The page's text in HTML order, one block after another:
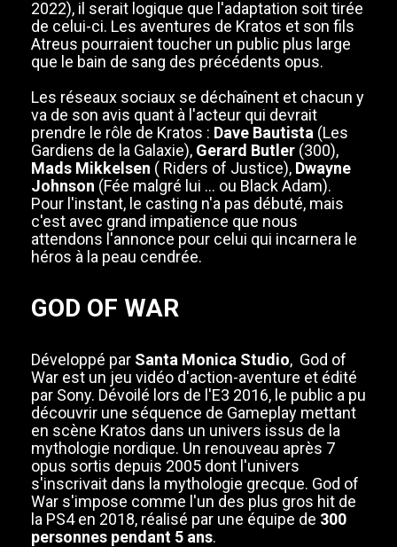
2022), il serait logique que l'adaptation soit tirée
de celui-ci. Les aventures de Kratos et son fils
Atreus pourraient toucher un public plus large
que le bain de sang des précédents opus.
Les réseaux sociaux se déchaînent et chacun y
va de son avis quant à l'acteur qui devrait
prendre le rôle de Kratos : Dave Bautista (Les
Gardiens de la Galaxie), Gerard Butler (300),
Mads Mikkelsen ( Riders of Justice), Dwayne
Johnson (Fée malgré lui ... ou Black Adam).
Pour l'instant, le casting n'a pas débuté, mais
c'est avec grand impatience que nous
attendons l'annonce pour celui qui incarnera le
héros à la peau cendrée.
GOD OF WAR
Développé par Santa Monica Studio, God of
War est un jeu vidéo d'action-aventure et édité
par Sony. Dévoilé lors de l'E3 2016, le public a pu
découvrir une séquence de Gameplay mettant
en scène Kratos dans un univers issus de la
mythologie nordique. Un renouveau après 7
opus sortis depuis 2005 dont l'univers
s'inscrivait dans la mythologie grecque. God of
War s'impose comme l'un des plus gros hit de
la PS4 en 2018, réalisé par une équipe de 300
personnes pendant 5 ans.